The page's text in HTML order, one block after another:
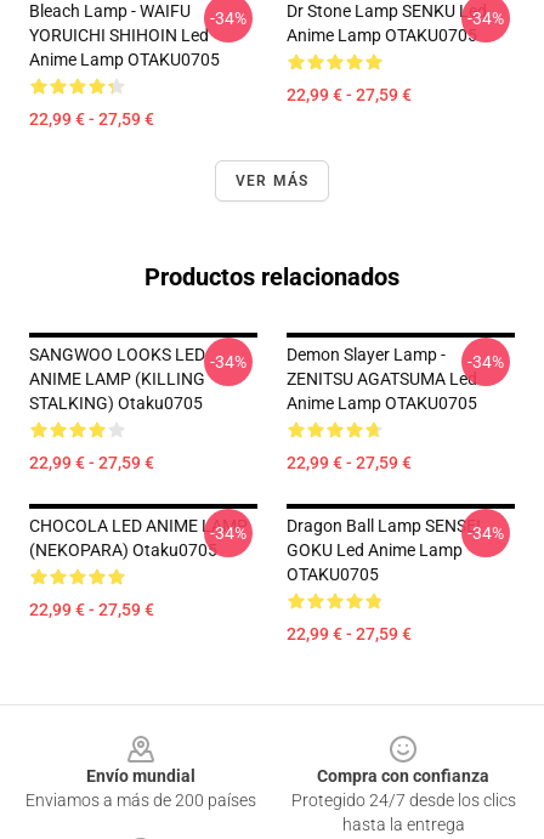
Bleach Lamp - WAIFU
YORUICHI SHIHOIN Led
Anime Lamp OTAKU0705
22,99 € - 27,59 €
-34%
Dr Stone Lamp SENKU Led
Anime Lamp OTAKU0705
22,99 € - 27,59 €
-34%
VER MÁS
Productos relacionados
SANGWOO LOOKS LED
ANIME LAMP (KILLING
STALKING) Otaku0705
22,99 € - 27,59 €
-34%
Demon Slayer Lamp -
ZENITSU AGATSUMA Led
Anime Lamp OTAKU0705
22,99 € - 27,59 €
-34%
CHOCOLA LED ANIME LAMP
(NEKOPARA) Otaku0705
22,99 € - 27,59 €
-34%
Dragon Ball Lamp SENSEI
GOKU Led Anime Lamp
OTAKU0705
22,99 € - 27,59 €
-34%
Envío mundial
Enviamos a más de 200 países
Compra con confianza
Protegido 24/7 desde los clics
hasta la entrega